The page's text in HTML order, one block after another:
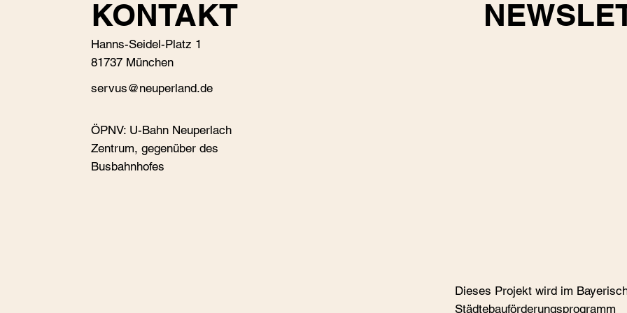
KONTAKT
Hanns-Seidel-Platz 1
81737 München
servus@neuperland.de
ÖPNV: U-Bahn Neuperlach
Zentrum, gegenüber des
Busbahnhofes
Dieses Projekt wird im
Städtebauförderungspro­gramm